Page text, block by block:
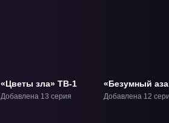
«Цветы зла» ТВ-1
Добавлена 13 серия
«Безумный
ТВ-1
Добавлена 12